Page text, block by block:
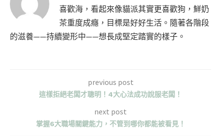
喜歡海，看起來像貓派其實更喜歡狗，鮮奶
茶重度成癮，目標是好好生活。隨著各階段
的滋養——持續變形中——想長成堅定踏實的樣子。
previous post
這樣拒絕老闆才聰明！4大心法成功說服老闆！
next post
掌握6大職場關鍵能力，不管到哪你都能被看見！